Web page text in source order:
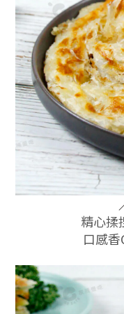
精心揉
口感香